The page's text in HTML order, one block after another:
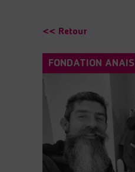
<< Retour
FONDATION ANAIS